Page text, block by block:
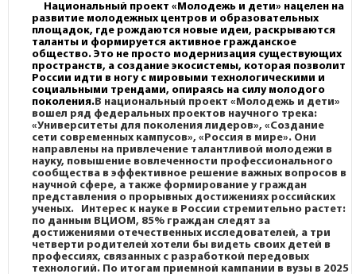
Национальный проект «Молодежь и дети» нацелен на
развитие молодежных центров и образовательных
площадок, где рождаются новые идеи, раскрываются
таланты и формируется активное гражданское
общество. Это не просто модернизация существующих
пространств, а создание экосистемы, которая позволит
России идти в ногу с мировыми технологическими и
социальными трендами, опираясь на силу молодого
поколения.В национальный проект «Молодежь и дети»
вошел ряд федеральных проектов научного трека:
«Университеты для поколения лидеров», «Создание
сети современных кампусов», «Россия в мире». Они
направлены на привлечение талантливой молодежи в
науку, повышение вовлеченности профессионального
сообщества в эффективное решение важных вопросов в
научной сфере, а также формирование у граждан
представления о прорывных достижениях российских
ученых. Интерес к науке в России стремительно растет:
по данным ВЦИОМ, 85% граждан следят за
достижениями отечественных исследователей, а три
четверти родителей хотели бы видеть своих детей в
профессиях, связанных с разработкой передовых
технологий. По итогам приемной кампании в вузы в 2025